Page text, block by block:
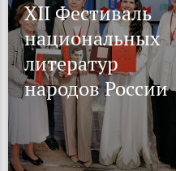
XII Фестиваль
национальных
литератур
народов России